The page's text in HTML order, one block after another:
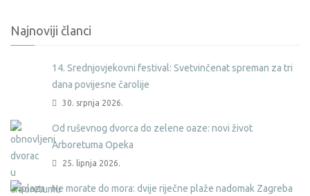
Najnoviji članci
14. Srednjovjekovni festival: Svetvinčenat spreman za tri
dana povijesne čarolije
30. srpnja 2026.
Od ruševnog dvorca do zelene oaze: novi život
Arboretuma Opeka
25. lipnja 2026.
Ne morate do mora: dvije riječne plaže nadomak Zagreba